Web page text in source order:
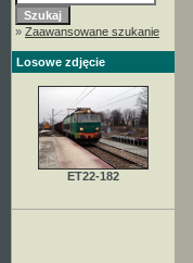
» Zaawansowane szukanie
Losowe zdjęcie
ET22-182